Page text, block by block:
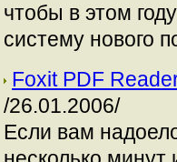
чтобы в этом
систему нового
Foxit PDF
/26.01.2006/
Если вам